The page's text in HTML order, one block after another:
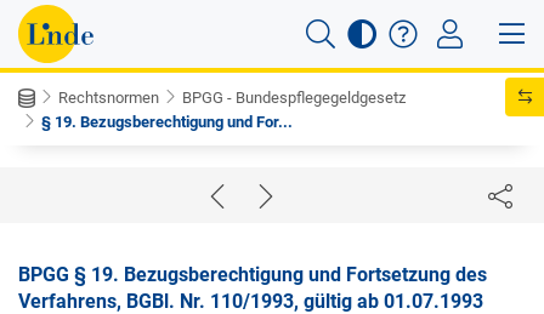
Rechtsnormen
BPGG - Bundespflegegeldgesetz
§ 19. Bezugsberechtigung und For...
BPGG § 19. Bezugsberechtigung und Fortsetzung des
Verfahrens, BGBl. Nr. 110/1993, gültig ab 01.07.1993